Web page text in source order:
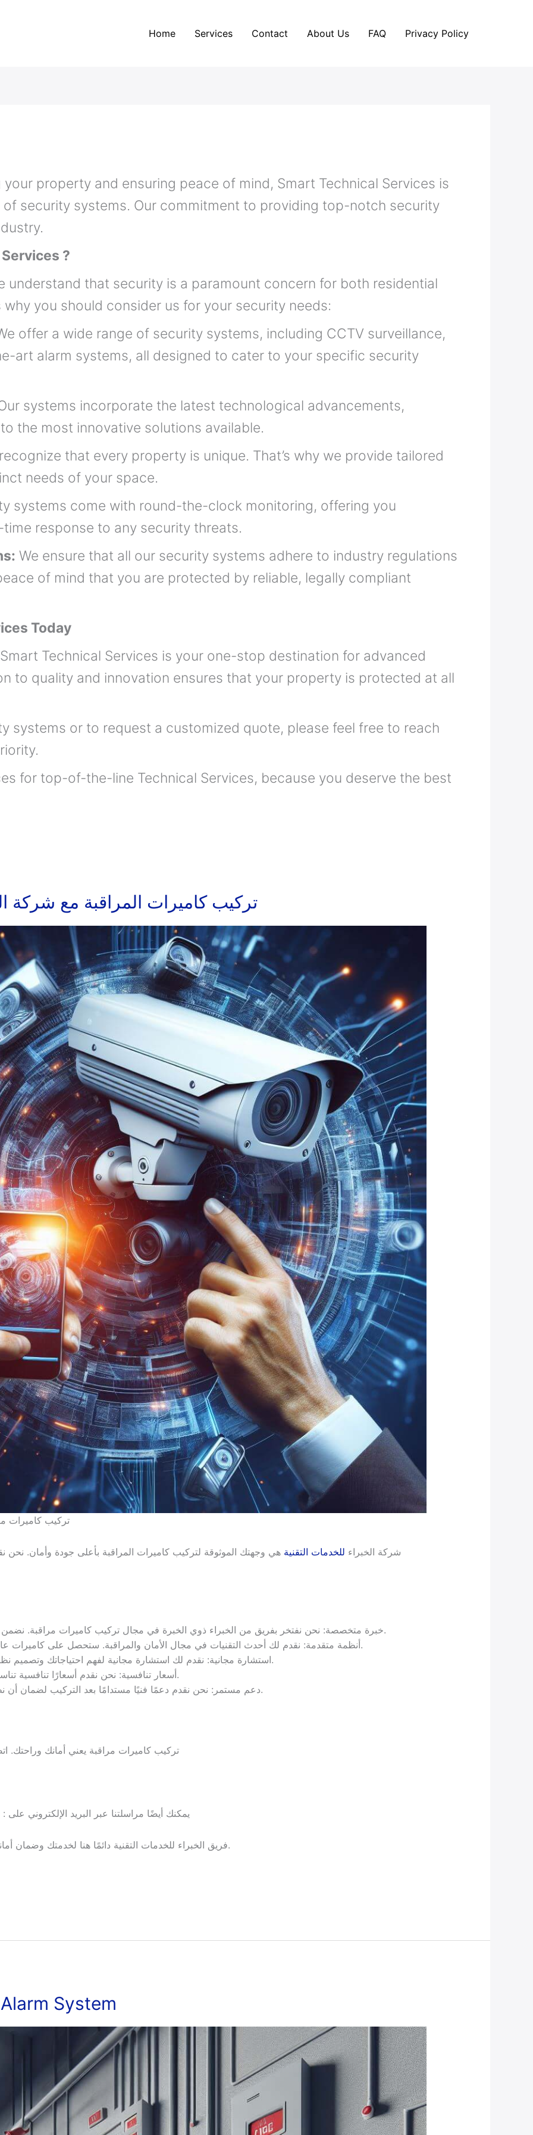
Home Services Contact About Us FAQ Privacy Policy
property and ensuring peace of mind, Smart Technical Services is
security systems. Our commitment to providing top-notch security
?
understand that security is a paramount concern for both residential
why you should consider us for your security needs:
offer a wide range of security systems, including CCTV surveillance,
art alarm systems, all designed to cater to your specific security
systems incorporate the latest technological advancements,
the most innovative solutions available.
that every property is unique. That’s why we provide tailored
needs of your space.
systems come with round-the-clock monitoring, offering you
response to any security threats.
We ensure that all our security systems adhere to industry regulations
of mind that you are protected by reliable, legally compliant
Today
Technical Services is your one-stop destination for advanced
to quality and innovation ensures that your property is protected at all
systems or to request a customized quote, please feel free to reach
for top-of-the-line Technical Services, because you deserve the best
تركيب كاميرات المراقبة مع شركة
تركيب كاميرات
شركة الخبراء للخدمات التقنية هي وجهتك الموثوقة لتركيب كاميرات المراقبة بأعلى جودة وأمان.
خبرة متخصصة: نحن نفتخر بفريق من الخبراء ذوي الخبرة في مجال تركيب كاميرات مراقبة. نضمن لك تنفيذ المشروع بدقة واحترافية.
أنظمة متقدمة: نقدم لك أحدث التقنيات في مجال الأمان والمراقبة. ستحصل على كاميرات عالية الجودة مع أنظمة رصد متقدمة.
استشارة مجانية: نقدم لك استشارة مجانية لفهم احتياجاتك وتصميم نظام مخصص يلبي متطلباتك بالضبط.
أسعار تنافسية: نحن نقدم أسعارًا تنافسية تناسب ميزانيتك دون المساس بالجودة.
دعم مستمر: نحن نقدم دعمًا فنيًا مستدامًا بعد التركيب لضمان أن نظامك يعمل بكفاءة على مر الزمن.
تركيب كاميرات مراقبة يعني أمانك وراحتك.
: يمكنك أيضًا مراسلتنا عبر البريد الإلكتروني على
فريق الخبراء للخدمات التقنية دائمًا هنا لخدمتك وضمان أمانك. اثق بنا لتأمين ممتلكاتك بأفضل الطرق.
System